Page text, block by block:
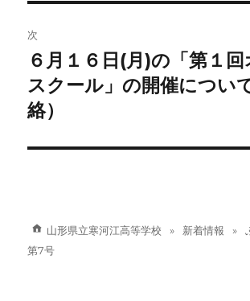
ビ
ゲ
ー
シ
投
稿:
次
次
の
投
６月１６日(月)の「第１
スクール」の開催につい
絡）
山形県立寒河江高等学校 新着情報
第7号